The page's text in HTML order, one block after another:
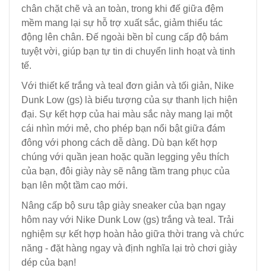
chân chặt chẽ và an toàn, trong khi đế giữa đệm
mềm mang lại sự hỗ trợ xuất sắc, giảm thiểu tác
động lên chân. Đế ngoài bền bỉ cung cấp độ bám
tuyệt vời, giúp bạn tự tin di chuyển linh hoạt và tinh
tế.
Với thiết kế trắng và teal đơn giản và tối giản, Nike
Dunk Low (gs) là biểu tượng của sự thanh lịch hiện
đại. Sự kết hợp của hai màu sắc này mang lại một
cái nhìn mới mẻ, cho phép bạn nổi bật giữa đám
đông với phong cách dễ dàng. Dù bạn kết hợp
chúng với quần jean hoặc quần legging yêu thích
của bạn, đôi giày này sẽ nâng tầm trang phục của
bạn lên một tầm cao mới.
Nâng cấp bộ sưu tập giày sneaker của bạn ngay
hôm nay với Nike Dunk Low (gs) trắng và teal. Trải
nghiệm sự kết hợp hoàn hảo giữa thời trang và chức
năng - đặt hàng ngay và định nghĩa lại trò chơi giày
dép của bạn!